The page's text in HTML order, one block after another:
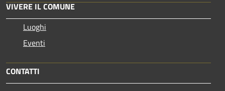
VIVERE IL COMUNE
Luoghi
Eventi
CONTATTI